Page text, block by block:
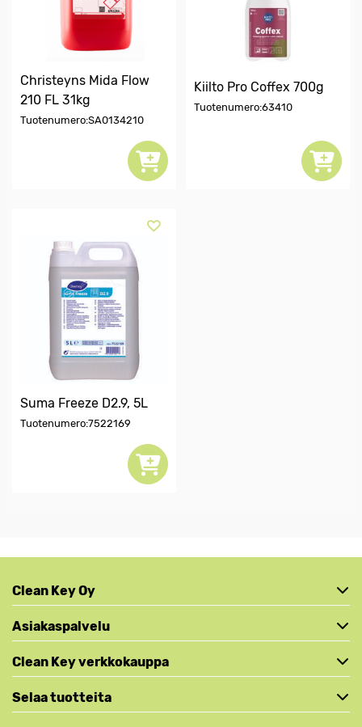
Christeyns Mida Flow
210 FL 31kg
Tuotenumero:SA0134210
Kiilto Pro Coffex 700g
Tuotenumero:63410
Suma Freeze D2.9, 5L
Tuotenumero:7522169
Clean Key Oy
Asiakaspalvelu
Clean Key verkkokauppa
Selaa tuotteita